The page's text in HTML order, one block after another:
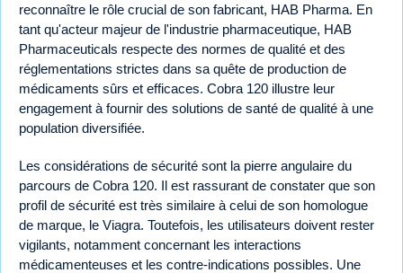
reconnaître le rôle crucial de son fabricant, HAB Pharma. En
tant qu'acteur majeur de l'industrie pharmaceutique, HAB
Pharmaceuticals respecte des normes de qualité et des
réglementations strictes dans sa quête de production de
médicaments sûrs et efficaces. Cobra 120 illustre leur
engagement à fournir des solutions de santé de qualité à une
population diversifiée.
Les considérations de sécurité sont la pierre angulaire du
parcours de Cobra 120. Il est rassurant de constater que son
profil de sécurité est très similaire à celui de son homologue
de marque, le Viagra. Toutefois, les utilisateurs doivent rester
vigilants, notamment concernant les interactions
médicamenteuses et les contre-indications possibles. Une